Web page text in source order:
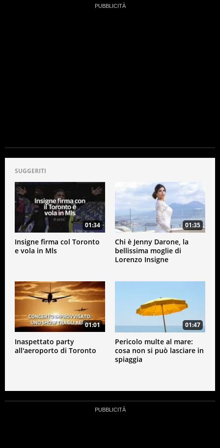
SUGGERITI
01:34
Insigne firma col Toronto
e vola in Mls
01:35
Chi è Jenny Darone, la
bellissima moglie di
Lorenzo Insigne
01:01
Inaspettato party
all'aeroporto di Toronto
01:47
Pericolo multe al mare:
cosa non si può lasciare in
spiaggia